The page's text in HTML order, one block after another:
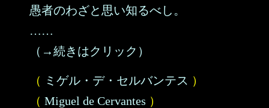
愚者のわざと思い知るべし。
……
（→続きはクリック）
（ ミゲル・デ・セルバンテス ）
（ Miguel de Cervantes ）